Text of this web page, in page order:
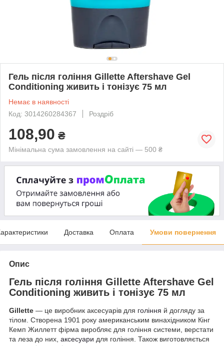
Гель після гоління Gillette Aftershave Gel
Conditioning живить і тонізує 75 мл
Немає в наявності
Код: 3014260284367
Роздріб
108,90 ₴
Мінімальна сума замовлення на сайті — 500 ₴
Доставка Оплата Умови повернення
Опис
Гель після гоління Gillette Aftershave Gel
Conditioning живить і тонізує 75 мл
Gillette — це виробник аксесуарів для гоління й догляду за
тілом. Створена 1901 року американським винахідником Кінг
Кемп Жиллетт фірма виробляє для гоління системи, верстати
та леза до них, аксесуари для гоління. Також виготовляється